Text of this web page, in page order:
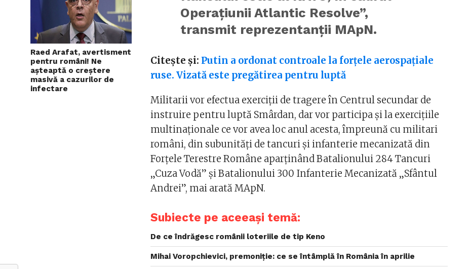
Raed Arafat, avertisment
pentru români! Ne
așteaptă o creștere
masivă a cazurilor de
infectare
Operaţiunii Atlantic Resolve”,
transmit reprezentanţii MApN.
Citește și: Putin a ordonat controale la forțele aerospațiale
ruse. Vizată este pregătirea pentru luptă
Militarii vor efectua exerciţii de tragere în Centrul secundar de
instruire pentru luptă Smârdan, dar vor participa şi la exerciţiile
multinaţionale ce vor avea loc anul acesta, împreună cu militari
români, din subunităţi de tancuri şi infanterie mecanizată din
Forţele Terestre Române aparţinând Batalionului 284 Tancuri
„Cuza Vodă” şi Batalionului 300 Infanterie Mecanizată „Sfântul
Andrei”, mai arată MApN.
Subiecte pe aceeași temă:
De ce îndrăgesc românii loteriile de tip Keno
Mihai Voropchievici, premoniție: ce se întâmplă în România în aprilie